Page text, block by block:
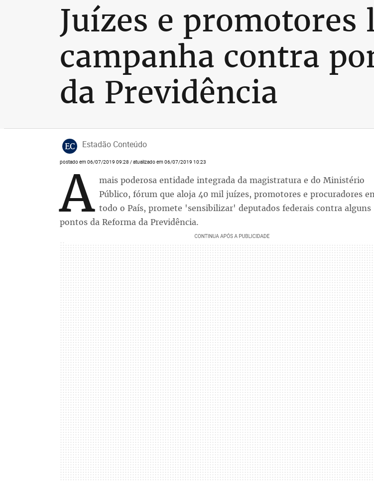
Juízes e promotores
campanha contra
da Previdência
EC Estadão Conteúdo
postado em 06/07/2019 09:28 / atualizado em 06/07/2019 10:23
A mais poderosa entidade integrada da magistratura e do Ministério
Público, fórum que aloja 40 mil juízes, promotores e procuradores
todo o País, promete 'sensibilizar' deputados federais contra alguns
pontos da Reforma da Previdência.